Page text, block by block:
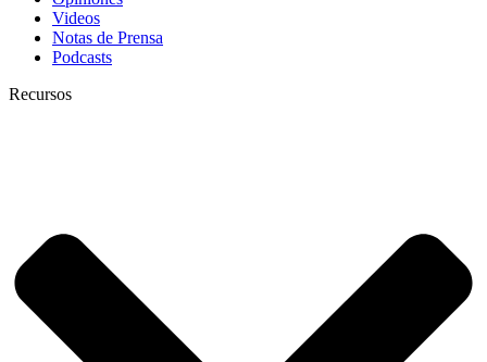
Videos
Notas de Prensa
Podcasts
Recursos